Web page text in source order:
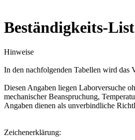
Beständigkeits-
Hinweise
In den nachfolgenden Tabellen wird das
Diesen Angaben liegen Laborversuche
mechanischer Beanspruchung,
Angaben dienen als unverbindliche
Zeichenerklärung: